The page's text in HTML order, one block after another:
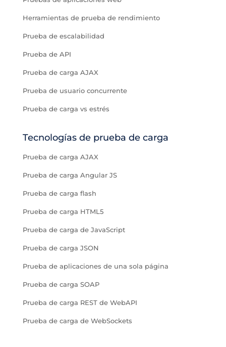
Herramientas de prueba de rendimiento
Prueba de escalabilidad
Prueba de API
Prueba de carga AJAX
Prueba de usuario concurrente
Prueba de carga vs estrés
Tecnologías de prueba de carga
Prueba de carga AJAX
Prueba de carga Angular JS
Prueba de carga flash
Prueba de carga HTML5
Prueba de carga de JavaScript
Prueba de carga JSON
Prueba de aplicaciones de una sola página
Prueba de carga SOAP
Prueba de carga REST de WebAPI
Prueba de carga de WebSockets